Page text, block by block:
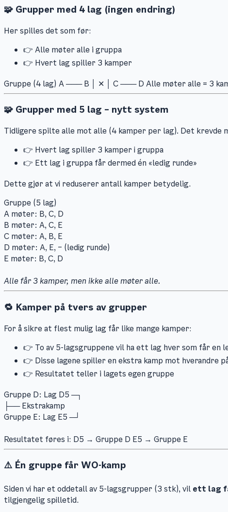
🧩 Grupper med 4 lag (ingen endring)
Her spilles det som før:
👉 Alle møter alle i gruppa
👉 Hvert lag spiller 3 kamper
Gruppe (4 lag) A ─── B │ ✕ │ C ─── D Alle møter alle = 3
🧩 Grupper med 5 lag – nytt system
Tidligere spilte alle mot alle (4 kamper per lag). Det krevde
👉 Hvert lag spiller 3 kamper i gruppa
👉 Ett lag i gruppa får dermed én «ledig runde»
Dette gjør at vi reduserer antall kamper betydelig.
Gruppe (5 lag)
A møter: B, C, D
B møter: A, C, E
C møter: A, B, E
D møter: A, E, – (ledig runde)
E møter: B, C, D
Alle får 3 kamper, men ikke alle møter alle.
🔁 Kamper på tvers av grupper
For å sikre at flest mulig lag får like mange kamper:
👉 To av 5-lagsgruppene vil ha ett lag hver som får en
👉 Disse lagene spiller en ekstra kamp mot hverandre
👉 Resultatet teller i lagets egen gruppe
Gruppe D: Lag D5 ─┐
├── Ekstrakamp
Gruppe E: Lag E5 ─┘
Resultatet føres i: D5 → Gruppe D E5 → Gruppe E
⚠️ Én gruppe får WO-kamp
Siden vi har et oddetall av 5-lagsgrupper (3 stk), vil ett lag
tilgjengelig spilletid.